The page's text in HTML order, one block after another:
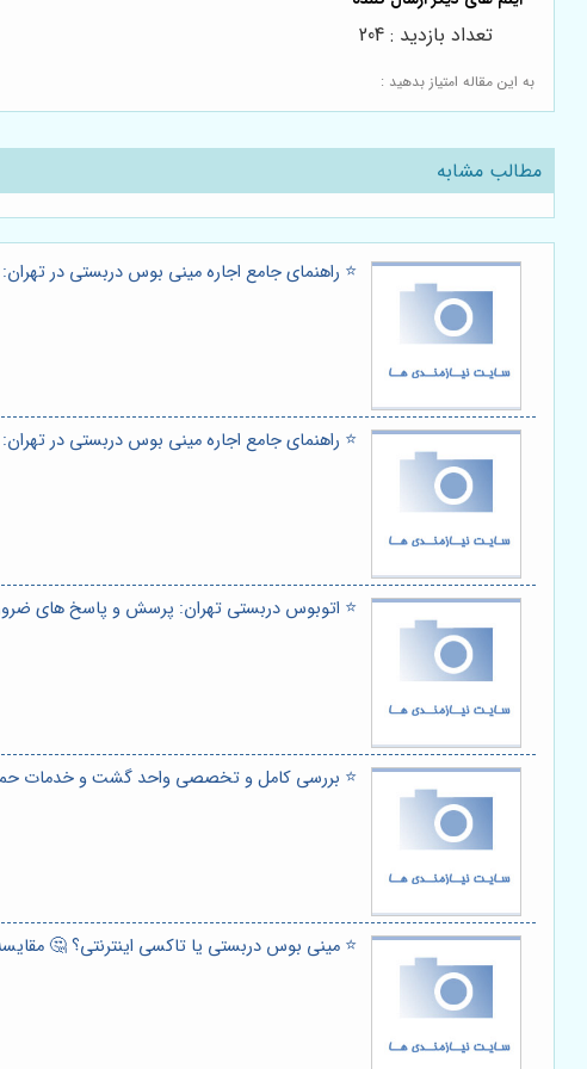
به این مقاله امتیاز بدهید :
تعداد بازدید : 204
مطالب مشابه
⭐️ راهنمای جامع اجاره مینی بوس دربستی در
⭐️ راهنمای جامع اجاره مینی بوس دربستی در
⭐️ اتوبوس دربستی تهران: پرسش و پاسخ های
⭐️ بررسی کامل و تخصصی واحد گشت و خدمات حمل
⭐️ مینی بوس دربستی یا تاکسی اینترنتی؟ 🤔